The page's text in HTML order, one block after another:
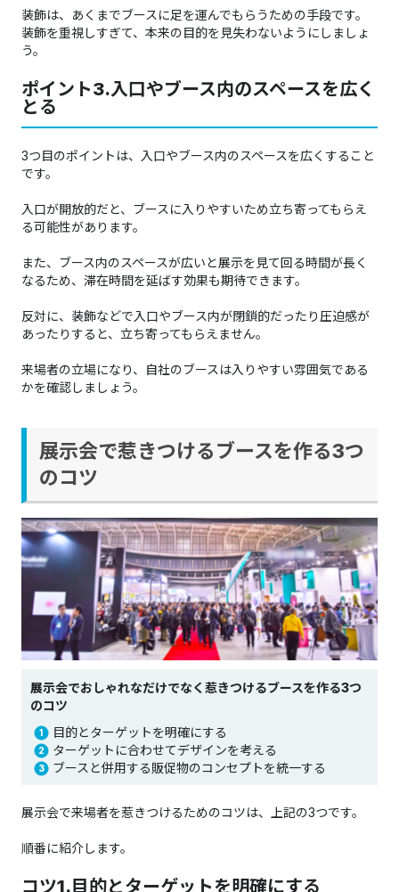
装飾は、あくまでブースに足を運んでもらうための手段です。
装飾を重視しすぎて、本来の目的を見失わないようにしましょ
う。
ポイント3.入口やブース内のスペースを広く
とる
3つ目のポイントは、入口やブース内のスペースを広くすること
です。
入口が開放的だと、ブースに入りやすいため立ち寄ってもらえ
る可能性があります。
また、ブース内のスペースが広いと展示を見て回る時間が長く
なるため、滞在時間を延ばす効果も期待できます。
反対に、装飾などで入口やブース内が閉鎖的だったり圧迫感が
あったりすると、立ち寄ってもらえません。
来場者の立場になり、自社のブースは入りやすい雰囲気である
かを確認しましょう。
展示会で惹きつけるブースを作る3つ
のコツ
展示会でおしゃれなだけでなく惹きつけるブースを作る3つ
のコツ
目的とターゲットを明確にする
ターゲットに合わせてデザインを考える
ブースと併用する販促物のコンセプトを統一する
展示会で来場者を惹きつけるためのコツは、上記の3つです。
順番に紹介します。
コツ1.目的とターゲットを明確にする